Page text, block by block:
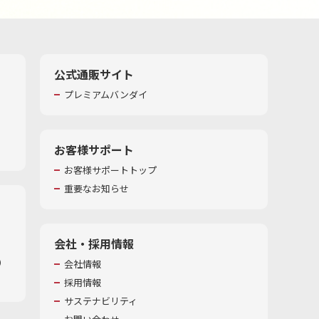
公式通販サイト
プレミアムバンダイ
お客様サポート
お客様サポートトップ
重要なお知らせ
会社・採用情報
会社情報
採用情報
サステナビリティ